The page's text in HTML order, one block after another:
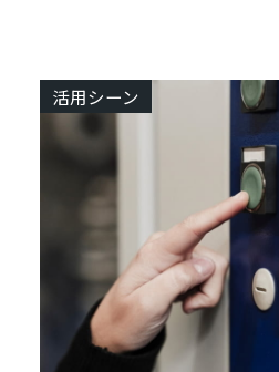
活用シーン